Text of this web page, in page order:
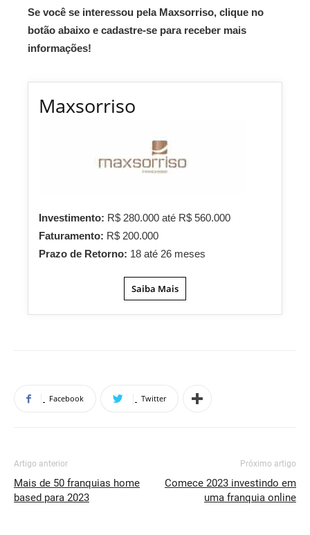
Se você se interessou pela Maxsorriso, clique no
botão abaixo e cadastre-se para receber mais
informações!
Maxsorriso
Investimento: R$ 280.000 até R$ 560.000
Faturamento: R$ 200.000
Prazo de Retorno: 18 até 26 meses
Saiba Mais
Facebook Twitter
Artigo anterior
Mais de 50 franquias home
based para 2023
Próximo artigo
Comece 2023 investindo em
uma franquia online